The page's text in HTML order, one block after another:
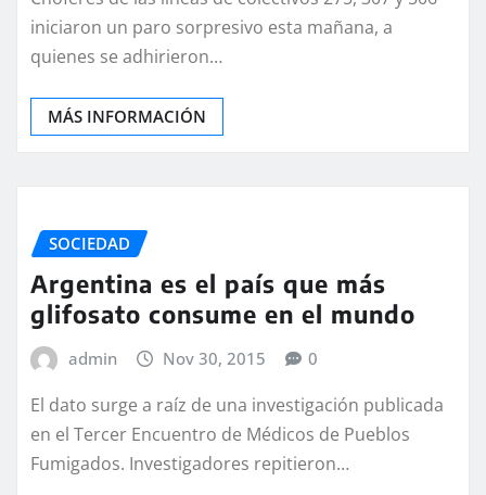
iniciaron un paro sorpresivo esta mañana, a
quienes se adhirieron…
MÁS INFORMACIÓN
SOCIEDAD
Argentina es el país que más
glifosato consume en el mundo
admin Nov 30, 2015 0
El dato surge a raíz de una investigación publicada
en el Tercer Encuentro de Médicos de Pueblos
Fumigados. Investigadores repitieron…